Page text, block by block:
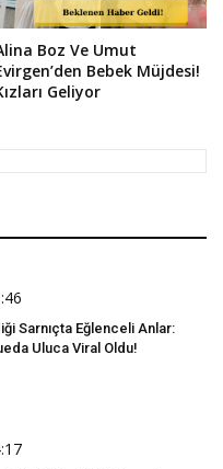
Boz Ve Umut
Bebek Müjdesi!
Geliyor
Sarnıçta Eğlenceli Anlar:
Uluca Viral Oldu!